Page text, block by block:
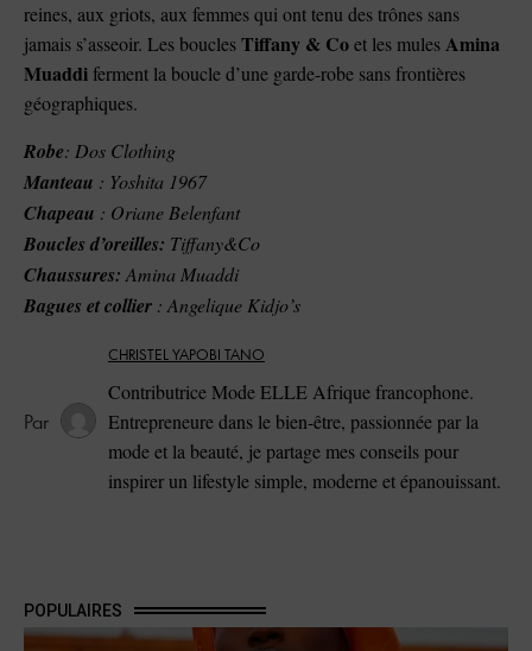
reines, aux griots, aux femmes qui ont tenu des trônes sans
jamais s’asseoir. Les bouclesTiffany & Coet les mulesAmina
Muaddiferment la boucle d’une garde-robe sans frontières
géographiques.
Robe: Dos Clothing
Manteau : Yoshita 1967
Chapeau : Oriane Belenfant
Boucles d’oreilles: Tiffany&Co
Chaussures: Amina Muaddi
Bagues et collier : Angelique Kidjo’s
CHRISTEL YAPOBI TANO
Contributrice Mode ELLE Afrique francophone.
Entrepreneure dans le bien-être, passionnée par la
mode et la beauté, je partage mes conseils pour
inspirer un lifestyle simple, moderne et épanouissant.
POPULAIRES